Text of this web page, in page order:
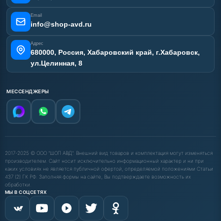
Email
info@shop-avd.ru
Адрес
680000, Россия, Хабаровский край, г.Хабаровск,
ул.Целинная, 8
МЕССЕНДЖЕРЫ
2017-2025 © ООО "ШОП АВД". Внешний вид товаров и комплектация могут изменяться
производителем. Сайт носит исключительно информационный характер и ни при
каких условиях не является публичной офертой, определяемой положениями Статьи
437 (2) ГК РФ. Заполняя формы на сайте, Вы подтверждаете возможность их
обработки.
МЫ В СОЦСЕТЯХ